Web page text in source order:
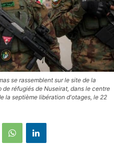
se rassemblent sur le site de la
réfugiés de Nuseirat, dans le centre
la septième libération d'otages, le 22